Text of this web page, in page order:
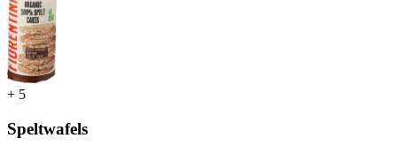
+ 5
Speltwafels